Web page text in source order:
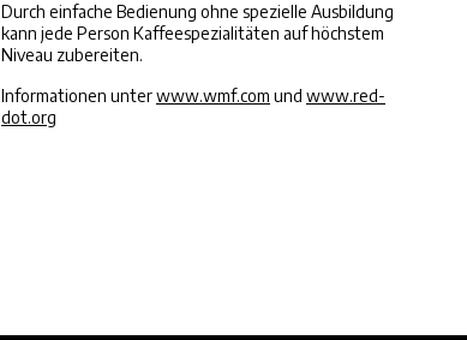
Durch einfache Bedienung ohne spezielle Ausbildung
kann jede Person Kaffeespezialitäten auf höchstem
Niveau zubereiten.
Informationen unterwww.wmf.com und www.red-
dot.org